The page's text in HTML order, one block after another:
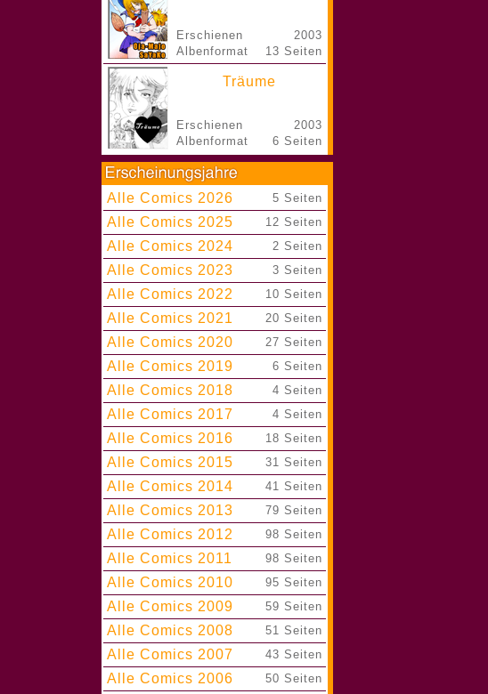
Erschienen
Albenformat
2003
13 Seiten
Träume
Erschienen
Albenformat
2003
6 Seiten
Alle Comics 2026 5 Seiten
Alle Comics 2025 12 Seiten
Alle Comics 2024 2 Seiten
Alle Comics 2023 3 Seiten
Alle Comics 2022 10 Seiten
Alle Comics 2021 20 Seiten
Alle Comics 2020 27 Seiten
Alle Comics 2019 6 Seiten
Alle Comics 2018 4 Seiten
Alle Comics 2017 4 Seiten
Alle Comics 2016 18 Seiten
Alle Comics 2015 31 Seiten
Alle Comics 2014 41 Seiten
Alle Comics 2013 79 Seiten
Alle Comics 2012 98 Seiten
Alle Comics 2011 98 Seiten
Alle Comics 2010 95 Seiten
Alle Comics 2009 59 Seiten
Alle Comics 2008 51 Seiten
Alle Comics 2007 43 Seiten
Alle Comics 2006 50 Seiten